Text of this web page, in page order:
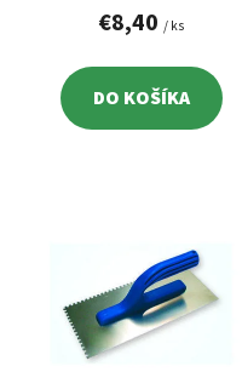
€8,40 / ks
DO KOŠÍKA